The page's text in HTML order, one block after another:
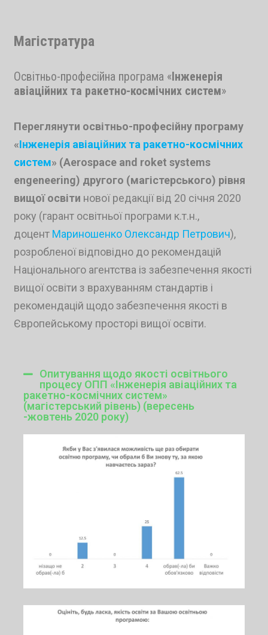
Магістратура
Освітньо-професійна програма «Інженерія
авіаційних та ракетно-космічних систем»
Переглянути освітньо-професійну програму
«Інженерія авіаційних та ракетно-космічних
систем» (Aerospace and roket systems
engeneering) другого (магістерського) рівня
вищої освіти нової редакції від 20 січня 2020
року (гарант освітньої програми к.т.н.,
доцент Мариношенко Олександр Петрович),
розробленої відповідно до рекомендацій
Національного агентства із забезпечення якості
вищої освіти з врахуванням стандартів і
рекомендацій щодо забезпечення якості в
Європейському просторі вищої освіти.
Опитування щодо якості освітнього
процесу ОПП «Інженерія авіаційних та
ракетно-космічних систем»
(магістерський рівень) (вересень
-жовтень 2020 року)